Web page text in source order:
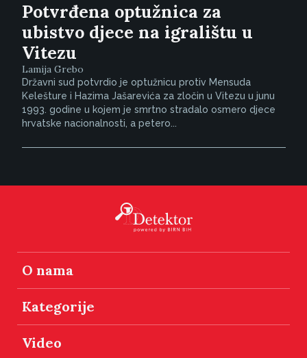
Potvrđena optužnica za
ubistvo djece na igralištu u
Vitezu
Lamija Grebo
Državni sud potvrdio je optužnicu protiv Mensuda
Kelešture i Hazima Jašarevića za zločin u Vitezu u junu
1993. godine u kojem je smrtno stradalo osmero djece
hrvatske nacionalnosti, a petero...
O nama
Kategorije
Video